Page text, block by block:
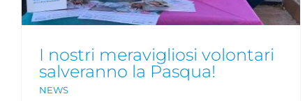
I nostri meravigliosi volontari
salveranno la Pasqua!
NEWS